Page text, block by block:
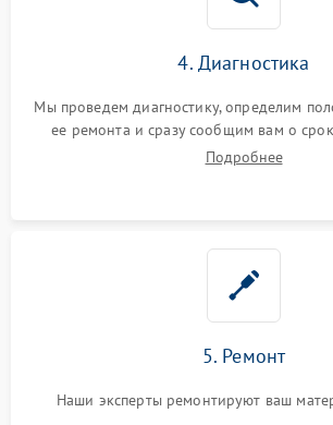
4. Диагностика
Мы проведем диагностику, определим
ее ремонта и сразу сообщим вам о
Подробнее
5. Ремонт
Наши эксперты ремонтируют ваш